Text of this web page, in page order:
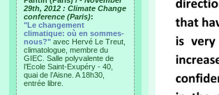
29th, 2012 : Climate Change
conference (Paris):
"Le changement
climatique: où en sommes-
nous?" avec Hervé Le Treut,
climatologue, membre du
GIEC. Salle polyvalente de
l’Ecole Saint-Exupéry - 40,
quai de l’Aisne. A 18h30,
entrée libre.